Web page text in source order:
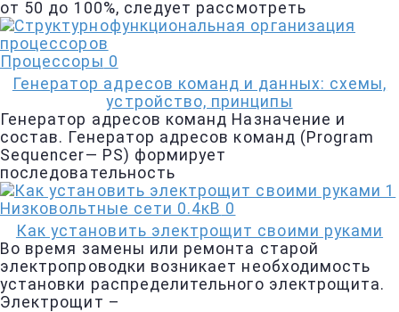
от 50 до 100%, следует рассмотреть
Процессоры 0
Генератор адресов команд и данных: схемы,
устройство, принципы
Генератор адресов команд Назначение и
состав. Генератор адресов команд (Program
Sequencer— PS) формирует
последовательность
Низковольтные сети 0.4кВ 0
Как установить электрощит своими руками
Во время замены или ремонта старой
электропроводки возникает необходимость
установки распределительного электрощита.
Электрощит –